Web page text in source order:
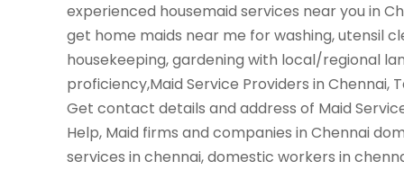
experienced housemaid services near you in
get home maids near me for washing, utensil
housekeeping, gardening with local/regional
proficiency,Maid Service Providers in Chennai,
Get contact details and address of Maid
Help, Maid firms and companies in Chennai
services in chennai, domestic workers in